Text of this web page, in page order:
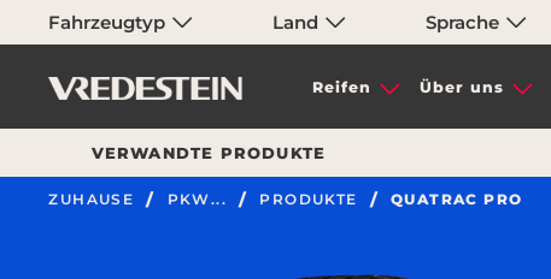
Fahrzeugtyp Land Sprache
Reifen Über uns
VERWANDTE PRODUKTE
ZUHAUSE PKW... PRODUKTE QUATRAC PRO